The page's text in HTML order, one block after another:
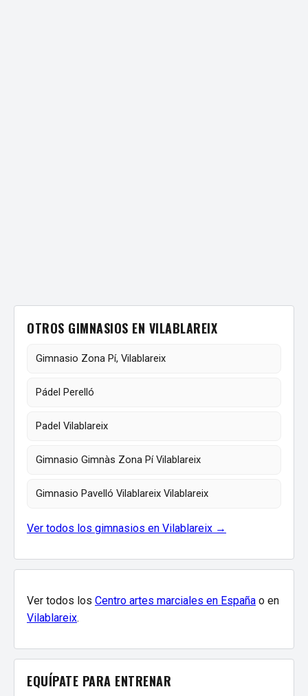
OTROS GIMNASIOS EN VILABLAREIX
Gimnasio Zona Pí, Vilablareix
Pádel Perelló
Padel Vilablareix
Gimnasio Gimnàs Zona Pí Vilablareix
Gimnasio Pavelló Vilablareix Vilablareix
Ver todos los gimnasios en Vilablareix →
Ver todos los Centro artes marciales en España o en
Vilablareix.
EQUÍPATE PARA ENTRENAR